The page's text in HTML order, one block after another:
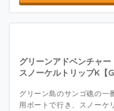
グリーンアドベンチャ
スノーケルトリップK【
グリーン島のサンゴ礁の一
用ボートで行き、スノーケ